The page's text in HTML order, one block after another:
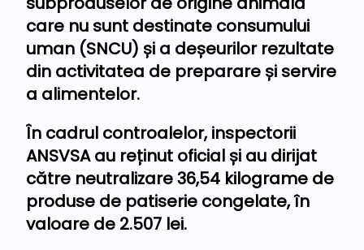
care nu sunt destinate consumului
uman (SNCU) și a deșeurilor rezultate
din activitatea de preparare și servire
a alimentelor.
În cadrul controalelor, inspectorii
ANSVSA au reținut oficial și au dirijat
către neutralizare 36,54 kilograme de
produse de patiserie congelate, în
valoare de 2.507 lei.